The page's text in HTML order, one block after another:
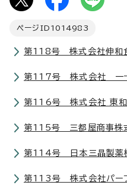
ページID 1014983
第118号 株式会社伸和
第117号 株式会社 一
第116号 株式会社 東和
第115号 三都屋商事株
第114号 日本三晶製薬
第113号 株式会社パーフ